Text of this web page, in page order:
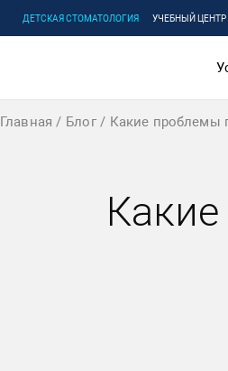
ДЕТСКАЯ СТОМАТОЛОГИЯ УЧЕБНЫЙ ЦЕНТР
Главная Блог Какие проблемы